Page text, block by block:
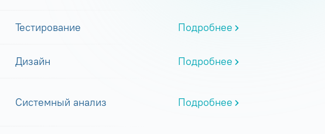
Тестирование Подробнее
Дизайн Подробнее
Системный анализ Подробнее